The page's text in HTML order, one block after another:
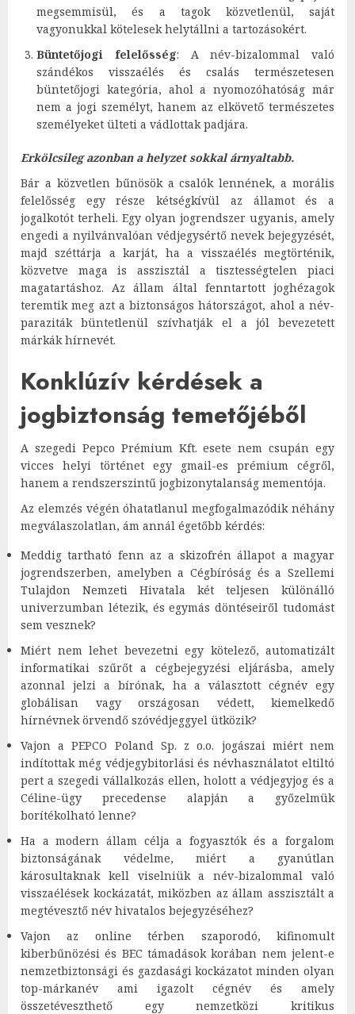
megsemmisül, és a tagok közvetlenül, saját
vagyonukkal kötelesek helytállni a tartozásokért.
Büntetőjogi felelősség: A név-bizalommal való
szándékos visszaélés és csalás természetesen
büntetőjogi kategória, ahol a nyomozóhatóság már
nem a jogi személyt, hanem az elkövető természetes
személyeket ülteti a vádlottak padjára.
Erkölcsileg azonban a helyzet sokkal árnyaltabb.
Bár a közvetlen bűnösök a csalók lennének, a morális
felelősség egy része kétségkívül az államot és a
jogalkotót terheli. Egy olyan jogrendszer ugyanis, amely
engedi a nyilvánvalóan védjegysértő nevek bejegyzését,
majd széttárja a karját, ha a visszaélés megtörténik,
közvetve maga is asszisztál a tisztességtelen piaci
magatartáshoz. Az állam által fenntartott joghézagok
teremtik meg azt a biztonságos hátországot, ahol a név-
paraziták büntetlenül szívhatják el a jól bevezetett
márkák hírnevét.
Konklúzív kérdések a
jogbiztonság temetőjéből
A szegedi Pepco Prémium Kft. esete nem csupán egy
vicces helyi történet egy gmail-es prémium cégről,
hanem a rendszerszintű jogbizonytalanság mementója.
Az elemzés végén óhatatlanul megfogalmazódik néhány
megválaszolatlan, ám annál égetőbb kérdés:
Meddig tartható fenn az a skizofrén állapot a magyar
jogrendszerben, amelyben a Cégbíróság és a Szellemi
Tulajdon Nemzeti Hivatala két teljesen különálló
univerzumban létezik, és egymás döntéseiről tudomást
sem vesznek?
Miért nem lehet bevezetni egy kötelező, automatizált
informatikai szűrőt a cégbejegyzési eljárásba, amely
azonnal jelzi a bírónak, ha a választott cégnév egy
globálisan vagy országosan védett, kiemelkedő
hírnévnek örvendő szóvédjeggyel ütközik?
Vajon a PEPCO Poland Sp. z o.o. jogászai miért nem
indítottak még védjegybitorlási és névhasználatot eltiltó
pert a szegedi vállalkozás ellen, holott a védjegyjog és a
Céline-ügy precedense alapján a győzelmük
borítékolható lenne?
Ha a modern állam célja a fogyasztók és a forgalom
biztonságának védelme, miért a gyanútlan
károsultaknak kell viselniük a név-bizalommal való
visszaélések kockázatát, miközben az állam asszisztált a
megtévesztő név hivatalos bejegyzéséhez?
Vajon az online térben szaporodó, kifinomult
kiberbűnözési és BEC támadások korában nem jelent-e
nemzetbiztonsági és gazdasági kockázatot minden olyan
top-márkanév ami igazolt cégnév és amely
összetéveszthető egy nemzetközi kritikus